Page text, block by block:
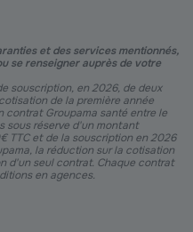
et des services mentionnés,
se renseigner auprès de votre
souscription, en 2026, de deux
de la première année
contrat Groupama santé entre le
sous réserve d'un montant
TTC et de la souscription en 2026
la réduction sur la cotisation
d'un seul contrat. Chaque contrat
en agences.